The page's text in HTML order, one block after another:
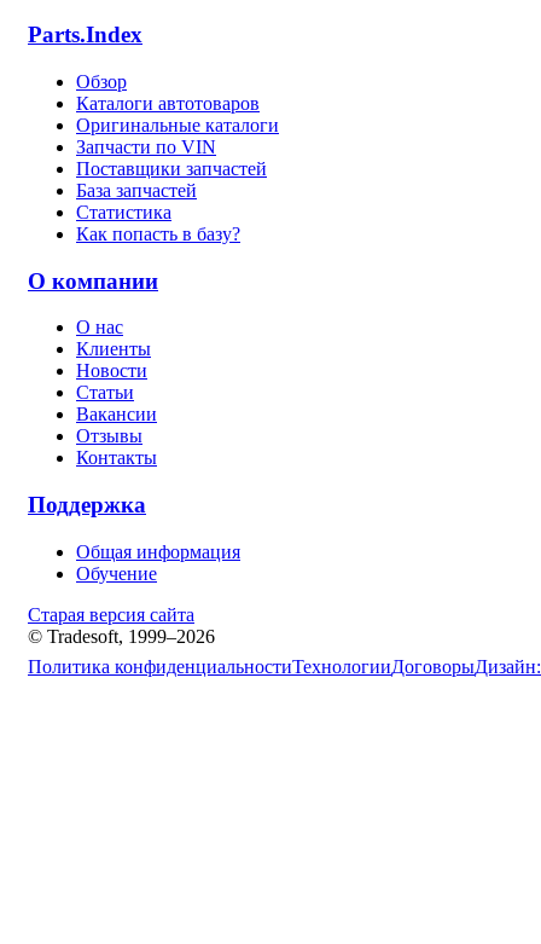
Parts.Index
Обзор
Каталоги автотоваров
Оригинальные каталоги
Запчасти по VIN
Поставщики запчастей
База запчастей
Статистика
Как попасть в базу?
О компании
О нас
Клиенты
Новости
Статьи
Вакансии
Отзывы
Контакты
Поддержка
Общая информация
Обучение
Старая версия сайта
© Tradesoft, 1999–2026
Политика конфиденциальностиТехнологииДоговорыДизайн: